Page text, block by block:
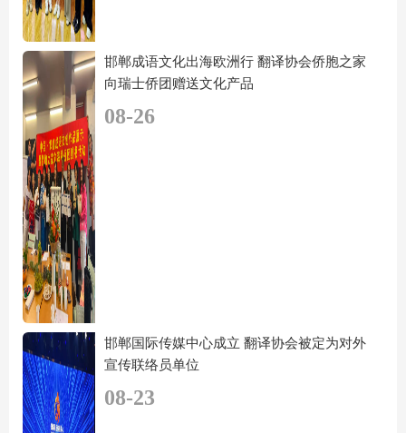
邯郸成语文化出海欧洲行 翻译协会侨胞之家
向瑞士侨团赠送文化产品
08-26
邯郸国际传媒中心成立 翻译协会被定为对外
宣传联络员单位
08-23